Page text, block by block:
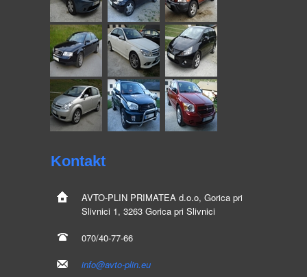
Kontakt
AVTO-PLIN PRIMATEA d.o.o, Gorica pri
Slivnici 1, 3263 Gorica pri Slivnici
070/40-77-66
info@avto-plin.eu